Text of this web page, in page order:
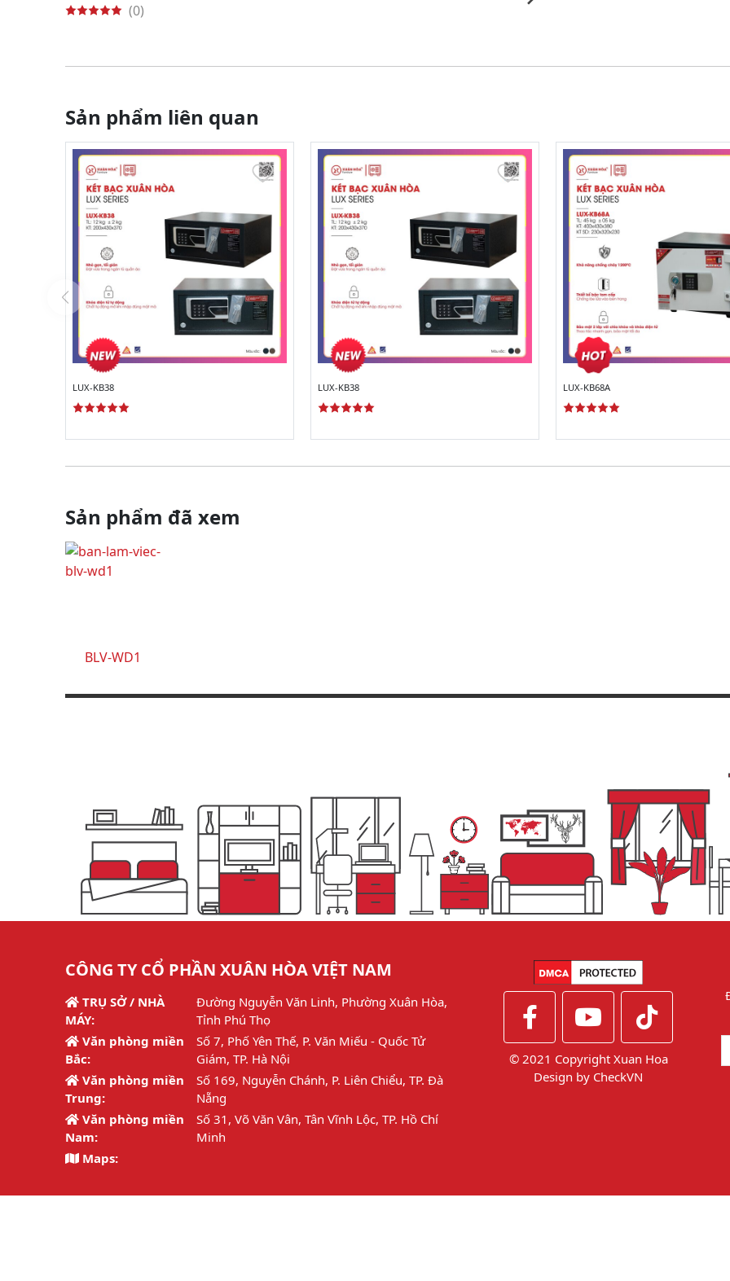
(0)
Sản phẩm liên quan
LUX-KB38 LUX-KB38 LUX-KB68A
Sản phẩm đã xem
BLV-WD1
CÔNG TY CỔ PHẦN XUÂN HÒA VIỆT NAM
TRỤ SỞ / NHÀ
MÁY:
Đường Nguyễn Văn Linh, Phường Xuân Hòa,
Tỉnh Phú Thọ
Văn phòng miền
Bắc:
Số 7, Phố Yên Thế, P. Văn Miếu - Quốc Tử
Giám, TP. Hà Nội
Văn phòng miền
Trung:
Số 169, Nguyễn Chánh, P. Liên Chiểu, TP. Đà
Nẵng
Văn phòng miền
Nam:
Số 31, Võ Văn Vân, Tân Vĩnh Lộc, TP. Hồ Chí
Minh
Maps:
© 2021 Copyright Xuan Hoa
Design by CheckVN